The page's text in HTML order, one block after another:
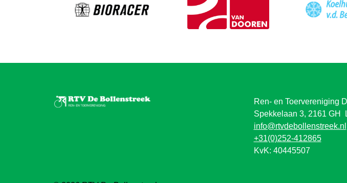
Ren- en Toervereniging
Spekkelaan 3, 2161 GH
info@rtvdebollenstreek.nl
+31(0)252-412865
KvK: 40445507